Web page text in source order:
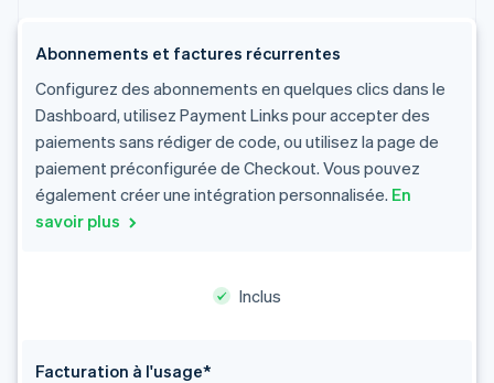
Abonnements et factures récurrentes
Configurez des abonnements en quelques clics dans le
Dashboard, utilisez Payment Links pour accepter des
paiements sans rédiger de code, ou utilisez la page de
paiement préconfigurée de Checkout. Vous pouvez
également créer une intégration personnalisée. En
savoir plus
Inclus
Facturation à l'usage*